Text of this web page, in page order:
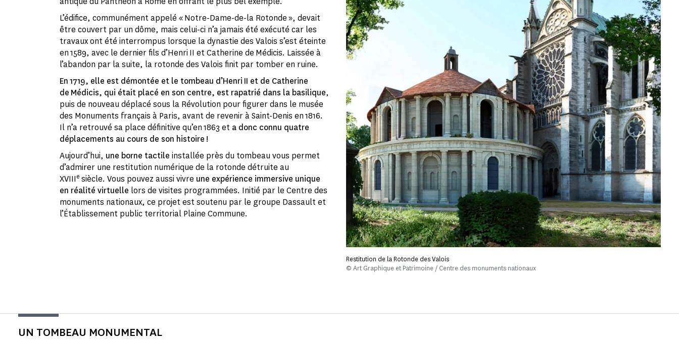
L’édifice, communément appelé « Notre-Dame-de-la Rotonde », devait
être couvert par un dôme, mais celui-ci n’a jamais été exécuté car les
travaux ont été interrompus lorsque la dynastie des Valois s’est éteinte
en 1589, avec le dernier fils d’Henri II et Catherine de Médicis. Laissée à
l’abandon par la suite, la rotonde des Valois finit par tomber en ruine.
En 1719, elle est démontée et le tombeau d’Henri II et de Catherine
de Médicis, qui était placé en son centre, est rapatrié dans la basilique,
puis de nouveau déplacé sous la Révolution pour figurer dans le musée
des Monuments français à Paris, avant de revenir à Saint-Denis en 1816.
Il n’a retrouvé sa place définitive qu’en 1863 et a donc connu quatre
déplacements au cours de son histoire !
Aujourd’hui, une borne tactile installée près du tombeau vous permet
d’admirer une restitution numérique de la rotonde détruite au
XVIIIe siècle. Vous pouvez aussi vivre une expérience immersive unique
en réalité virtuelle lors de visites programmées. Initié par le Centre des
monuments nationaux, ce projet est soutenu par le groupe Dassault et
l’Établissement public territorial Plaine Commune.
Restitution de la Rotonde des Valois
© Art Graphique et Patrimoine / Centre des monuments nationaux
UN TOMBEAU MONUMENTAL